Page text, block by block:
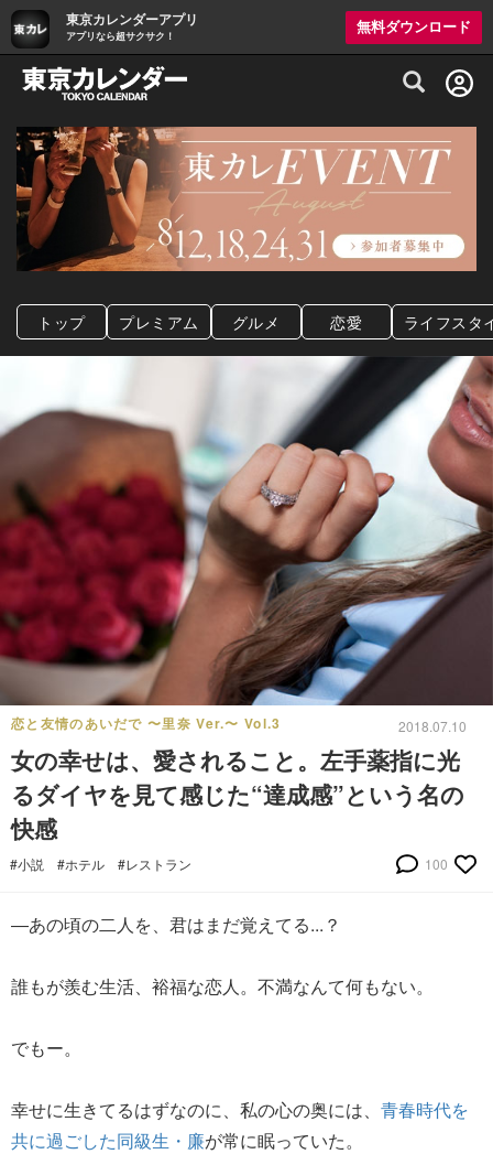
東京カレンダーアプリ
アプリなら超サクサク！
無料ダウンロード
グルメ情報・プレミアムレストラン予約
トップ プレミアム グルメ 恋愛 ライフスタ
恋と友情のあいだで 〜里奈 Ver.〜 Vol.3 2018.07.10
女の幸せは、愛されること。左手薬指に光
るダイヤを見て感じた“達成感”という名の
快感
#小説 #ホテル #レストラン 100
―あの頃の二人を、君はまだ覚えてる...？
誰もが羨む生活、裕福な恋人。不満なんて何もない。
でもー。
幸せに生きてるはずなのに、私の心の奥には、 青春時代を
共に過ごした同級生・廉が常に眠っていた。